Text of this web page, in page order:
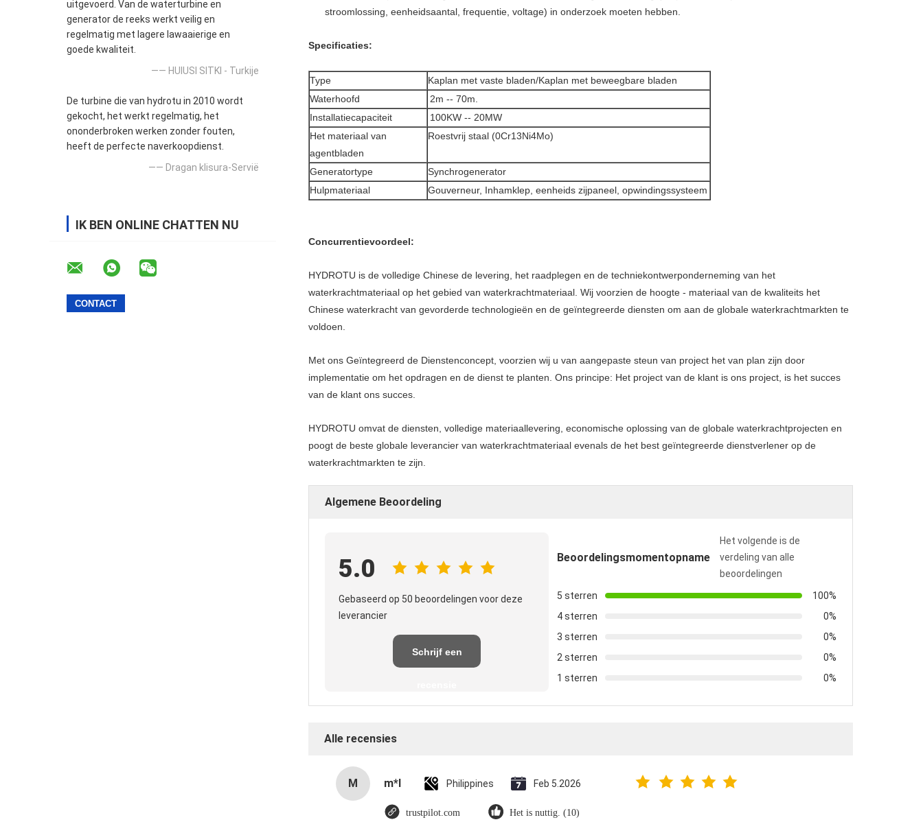
uitgevoerd. Van de waterturbine en
generator de reeks werkt veilig en
regelmatig met lagere lawaaierige en
goede kwaliteit.
—— HUlUSI SITKI - Turkije
De turbine die van hydrotu in 2010 wordt
gekocht, het werkt regelmatig, het
ononderbroken werken zonder fouten,
heeft de perfecte naverkoopdienst.
—— Dragan klisura-Servië
IK BEN ONLINE CHATTEN NU
stroomlossing, eenheidsaantal, frequentie, voltage) in onderzoek moeten hebben.
Specificaties:
Type
Kaplan met vaste bladen/Kaplan met beweegbare bladen
Waterhoofd
2m -- 70m.
Installatiecapaciteit
100KW -- 20MW
Het materiaal van
agentbladen
Roestvrij staal (0Cr13Ni4Mo)
Generatortype
Synchrogenerator
Hulpmateriaal
Gouverneur, Inhamklep, eenheids zijpaneel, opwindingssysteem
Concurrentievoordeel:
HYDROTU is de volledige Chinese de levering, het raadplegen en de techniekontwerponderneming van het
waterkrachtmateriaal op het gebied van waterkrachtmateriaal. Wij voorzien de hoogte - materiaal van de kwaliteits het
Chinese waterkracht van gevorderde technologieën en de geïntegreerde diensten om aan de globale waterkrachtmarkten te
voldoen.
Met ons Geïntegreerd de Dienstenconcept, voorzien wij u van aangepaste steun van project het van plan zijn door
implementatie om het opdragen en de dienst te planten. Ons principe: Het project van de klant is ons project, is het succes
van de klant ons succes.
HYDROTU omvat de diensten, volledige materiaallevering, economische oplossing van de globale waterkrachtprojecten en
poogt de beste globale leverancier van waterkrachtmateriaal evenals de het best geïntegreerde dienstverlener op de
waterkrachtmarkten te zijn.
Algemene Beoordeling
5.0
Gebaseerd op 50 beoordelingen voor deze
leverancier
Schrijf een
Beoordelingsmomentopname
Het volgende is de
verdeling van alle
beoordelingen
5 sterren
100%
4 sterren
0%
3 sterren
0%
2 sterren
0%
1 sterren
0%
Alle recensies
M m*l Philippines Feb 5.2026
trustpilot.com Het is nuttig. (10)